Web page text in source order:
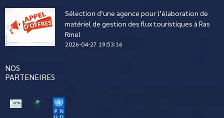
Sélection d’une agence pour l’élaboration de
matériel de gestion des flux touristiques à Ras
Rmel
2026-04-27 19:53:16
NOS
PARTENEIRES